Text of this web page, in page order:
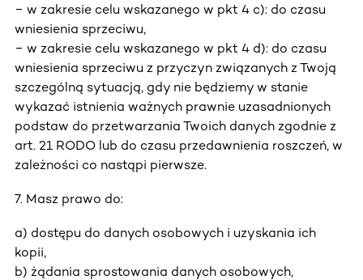
− w zakresie celu wskazanego w pkt 4 c): do czasu
wniesienia sprzeciwu,
− w zakresie celu wskazanego w pkt 4 d): do czasu
wniesienia sprzeciwu z przyczyn związanych z Twoją
szczególną sytuacją, gdy nie będziemy w stanie
wykazać istnienia ważnych prawnie uzasadnionych
podstaw do przetwarzania Twoich danych zgodnie z
art. 21 RODO lub do czasu przedawnienia roszczeń, w
zależności co nastąpi pierwsze.
7. Masz prawo do:
a) dostępu do danych osobowych i uzyskania ich
kopii,
b) żądania sprostowania danych osobowych,